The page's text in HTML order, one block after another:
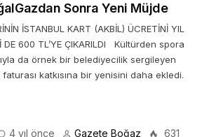
Sonra Yeni Müjde
İSTANBUL KART (AKBİL) ÜCRETİNİ YIL
DE 600 TL’YE ÇIKARILDI Kültürden spora
da örnek bir belediyecilik sergileyen
katkısına bir yenisini daha ekledi.
4 yıl önce Gazete Boğaz 631